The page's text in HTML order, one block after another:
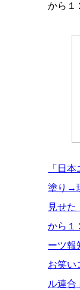
から１
「日
塗り→
見せた
から１
ーツ報
お笑い
ル連合